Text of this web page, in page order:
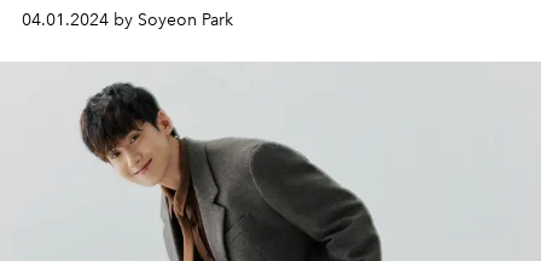
04.01.2024 by Soyeon Park